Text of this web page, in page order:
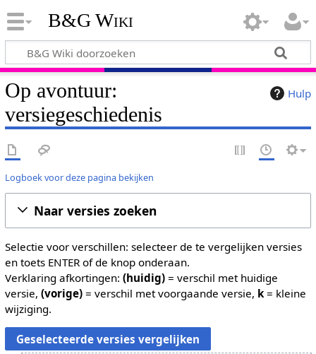
B&G Wiki
Hulp
Op avontuur:
versiegeschiedenis
Logboek voor deze pagina bekijken
Naar versies zoeken
Selectie voor verschillen: selecteer de te vergelijken versies
en toets ENTER of de knop onderaan.
Verklaring afkortingen: (huidig)= verschil met huidige
versie, (vorige)= verschil met voorgaande versie, k= kleine
wijziging.